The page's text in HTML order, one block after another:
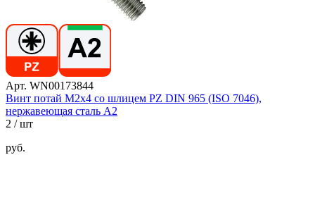
Арт. WN00173844
Винт потай М2х4 со шлицем PZ DIN 965 (ISO 7046),
нержавеющая сталь А2
2 / шт
руб.